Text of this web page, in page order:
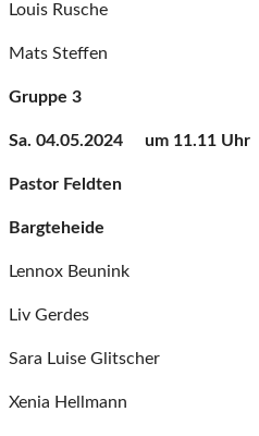
Louis Rusche
Mats Steffen
Gruppe 3
Sa. 04.05.2024 um 11.11 Uhr
Pastor Feldten
Bargteheide
Lennox Beunink
Liv Gerdes
Sara Luise Glitscher
Xenia Hellmann